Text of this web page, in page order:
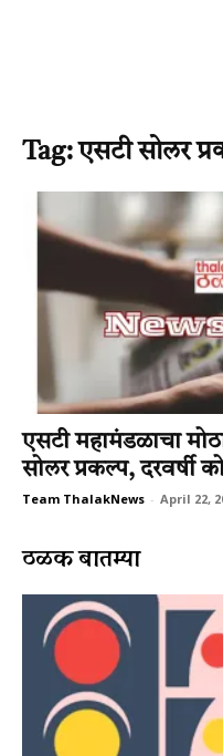
Tag: एसटी सोलर
एसटी महामंडळाचा
सोलर प्रकल्प, दरवर्षी
Team ThalakNews - April 22,
ठळक बातम्या